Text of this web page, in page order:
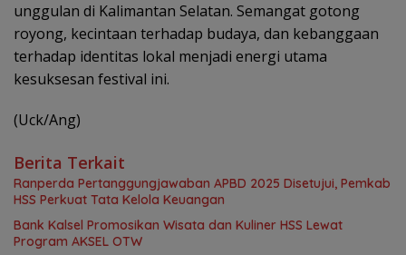
unggulan di Kalimantan Selatan. Semangat gotong
royong, kecintaan terhadap budaya, dan kebanggaan
terhadap identitas lokal menjadi energi utama
kesuksesan festival ini.
(Uck/Ang)
Berita Terkait
Ranperda Pertanggungjawaban APBD 2025 Disetujui, Pemkab
HSS Perkuat Tata Kelola Keuangan
Bank Kalsel Promosikan Wisata dan Kuliner HSS Lewat
Program AKSEL OTW